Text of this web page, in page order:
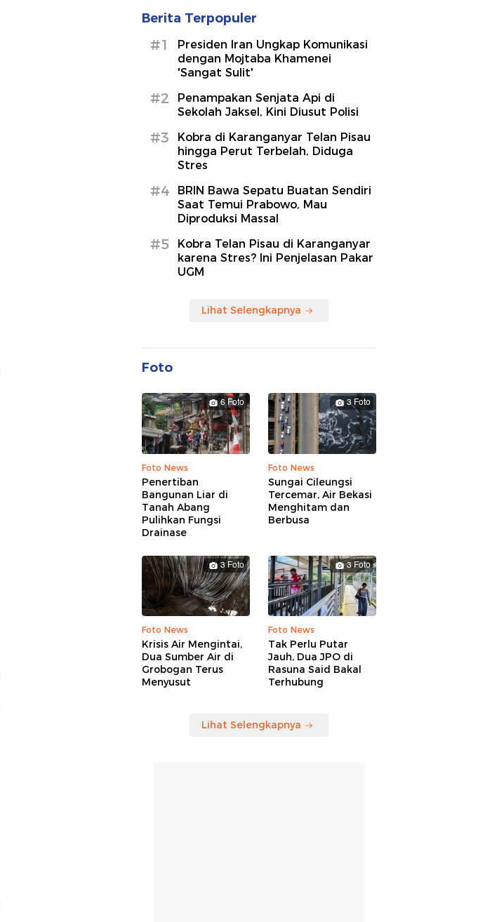
Berita Terpopuler
#1
Presiden Iran Ungkap Komunikasi
dengan Mojtaba Khamenei
'Sangat Sulit'
#2
Penampakan Senjata Api di
Sekolah Jaksel, Kini Diusut Polisi
#3
Kobra di Karanganyar Telan Pisau
hingga Perut Terbelah, Diduga
Stres
#4
BRIN Bawa Sepatu Buatan Sendiri
Saat Temui Prabowo, Mau
Diproduksi Massal
#5
Kobra Telan Pisau di Karanganyar
karena Stres? Ini Penjelasan Pakar
UGM
Lihat Selengkapnya
Foto
6 Foto
Foto News
Penertiban
Bangunan Liar di
Tanah Abang
Pulihkan Fungsi
Drainase
3 Foto
Foto News
Sungai Cileungsi
Tercemar, Air Bekasi
Menghitam dan
Berbusa
3 Foto
Foto News
Krisis Air Mengintai,
Dua Sumber Air di
Grobogan Terus
Menyusut
3 Foto
Foto News
Tak Perlu Putar
Jauh, Dua JPO di
Rasuna Said Bakal
Terhubung
Lihat Selengkapnya